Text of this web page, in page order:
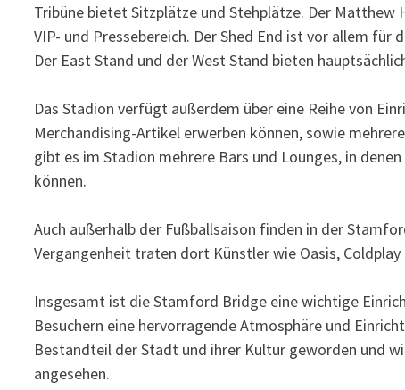
Tribüne bietet Sitzplätze und Stehplätze. Der
VIP- und Pressebereich. Der Shed End ist vor allem
Der East Stand und der West Stand bieten
Das Stadion verfügt außerdem über eine Reihe von
Merchandising-Artikel erwerben können, sowie
gibt es im Stadion mehrere Bars und Lounges, in
können.
Auch außerhalb der Fußballsaison finden in der
Vergangenheit traten dort Künstler wie Oasis, Coldplay
Insgesamt ist die Stamford Bridge eine wichtige
Besuchern eine hervorragende Atmosphäre und
Bestandteil der Stadt und ihrer Kultur geworden und
angesehen.